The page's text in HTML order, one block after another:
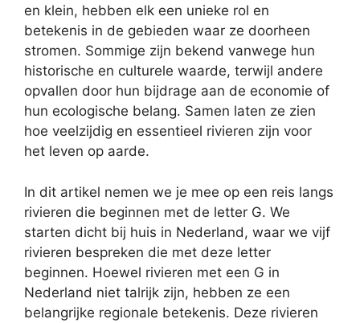
en klein, hebben elk een unieke rol en
betekenis in de gebieden waar ze doorheen
stromen. Sommige zijn bekend vanwege hun
historische en culturele waarde, terwijl andere
opvallen door hun bijdrage aan de economie of
hun ecologische belang. Samen laten ze zien
hoe veelzijdig en essentieel rivieren zijn voor
het leven op aarde.
In dit artikel nemen we je mee op een reis langs
rivieren die beginnen met de letter G. We
starten dicht bij huis in Nederland, waar we vijf
rivieren bespreken die met deze letter
beginnen. Hoewel rivieren met een G in
Nederland niet talrijk zijn, hebben ze een
belangrijke regionale betekenis. Deze rivieren